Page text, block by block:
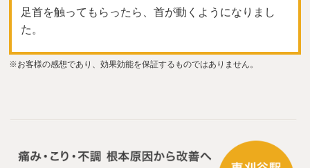
足首を触ってもらったら、首が動くようになりまし
た。
※お客様の感想であり、効果効能を保証するものではありません。